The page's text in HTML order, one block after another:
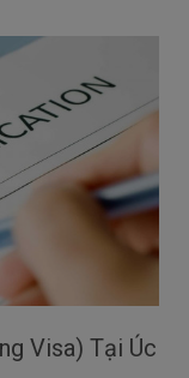
Visa) Tại Úc